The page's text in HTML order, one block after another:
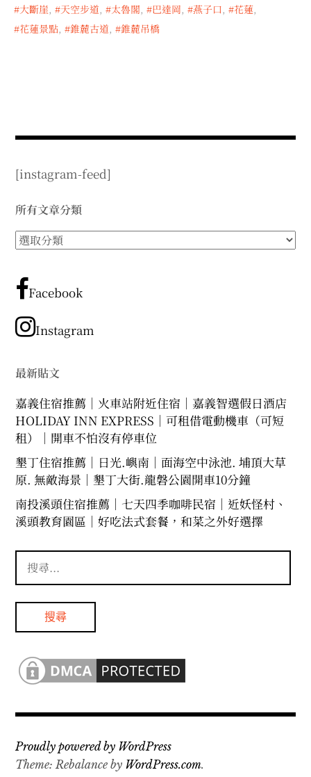
大斷崖, 天空步道, 太魯閣, 巴達岡, 燕子口, 花蓮,
花蓮景點, 錐麓古道, 錐麓吊橋
[instagram-feed]
所有文章分類
所
文
章
類
Facebook
Instagram
最新貼文
嘉義住宿推薦｜火車站附近住宿｜嘉義智選假日酒店
HOLIDAY INN EXPRESS｜可租借電動機車（可短
租）｜開車不怕沒有停車位
墾丁住宿推薦｜日光.嶼南｜面海空中泳池. 埔頂大草
原. 無敵海景｜墾丁大街.龍磐公園開車10分鐘
南投溪頭住宿推薦｜七天四季咖啡民宿｜近妖怪村、
溪頭教育園區｜好吃法式套餐，和菜之外好選擇
字:
Proudly powered by WordPress
Theme: Rebalance by WordPress.com.